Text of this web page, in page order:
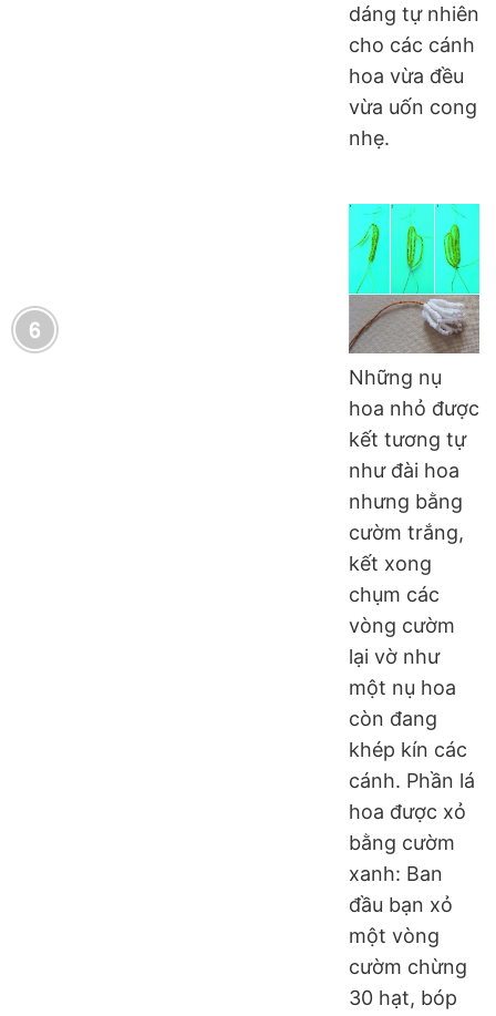
dáng tự nhiên
cho các cánh
hoa vừa đều
vừa uốn cong
nhẹ.
Những nụ
hoa nhỏ được
kết tương tự
như đài hoa
nhưng bằng
cườm trắng,
kết xong
chụm các
vòng cườm
lại vờ như
một nụ hoa
còn đang
khép kín các
cánh. Phần lá
hoa được xỏ
bằng cườm
xanh: Ban
đầu bạn xỏ
một vòng
cườm chừng
30 hạt, bóp